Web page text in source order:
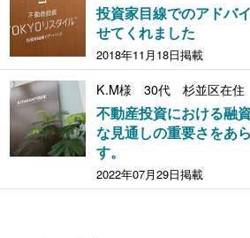
投資家目線でのアドバ
せてくれました
2018年11月18日掲載
K.M様 30代 杉並区在住
不動産投資における融
な見通しの重要さをあ
す。
2022年07月29日掲載